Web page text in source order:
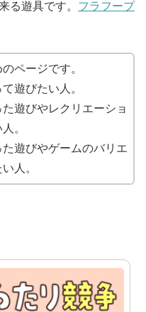
る遊具です。 フラフープ
ページです。
遊びたい人。
た遊びやレクリエーショ
。
た遊びやゲームのバリエ
人。